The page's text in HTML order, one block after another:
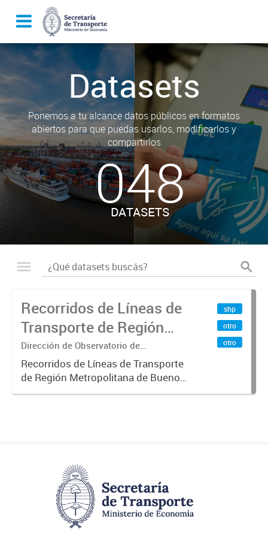
Datasets
Ponemos a tu alcance datos públicos en formatos
abiertos para que puedas usarlos, modificarlos y
compartirlos
048
DATASETS
Recorridos de Líneas de
Transporte de Región
Metropolitana de
Buenos Aires (RMBA)
Dirección de Observatorio de
Transporte, Estudio y Sistemas
Recorridos de Líneas de Transporte
de Región Metropolitana de Buenos
Aires (RMBA).-
shp
otro
otro